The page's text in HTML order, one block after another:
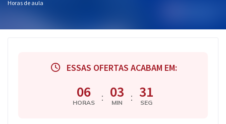
Horas de aula
ESSAS OFERTAS ACABAM EM:
06
HORAS : 03
MIN : 30
SEG